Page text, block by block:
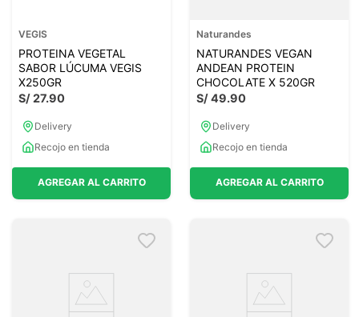
VEGIS
PROTEINA VEGETAL
SABOR LÚCUMA VEGIS
X250GR
S/27.90
Delivery
Recojo en tienda
AGREGAR AL CARRITO
Naturandes
NATURANDES VEGAN
ANDEAN PROTEIN
CHOCOLATE X 520GR
S/49.90
Delivery
Recojo en tienda
AGREGAR AL CARRITO